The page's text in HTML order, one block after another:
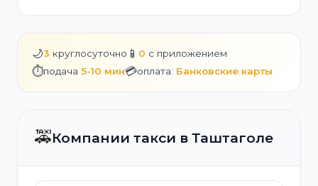
🌙3 круглосуточно 📱 0 с приложением
⏱️подача 5-10 мин💳оплата: Банковские карты
🚕Компании такси в Таштаголе